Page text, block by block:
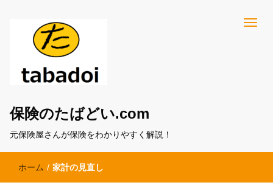
保険のたばどい.com
元保険屋さんが保険をわかりやすく解説！
ホーム / 家計の見直し